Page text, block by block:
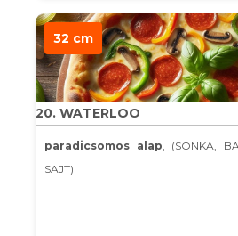
32 cm
20. WATERLOO
paradicsomos alap, (SONKA,
SAJT)